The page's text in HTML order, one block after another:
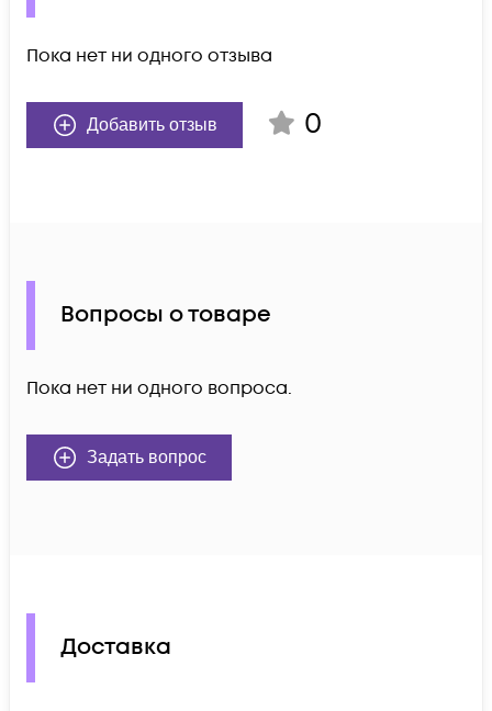
Пока нет ни одного отзыва
Добавить отзыв 0
Вопросы о товаре
Пока нет ни одного вопроса.
Задать вопрос
Доставка